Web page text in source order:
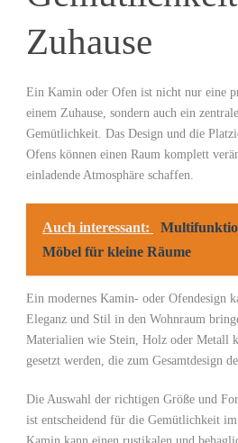
Zuhause
Ein Kamin oder Ofen ist nicht nur eine
einem Zuhause, sondern auch ein
Gemütlichkeit. Das Design und die
Ofens können einen Raum komplett
einladende Atmosphäre schaffen.
Auch interessant:
Möbel für kleine Räume
Ein modernes Kamin- oder Ofendesign
Eleganz und Stil in den Wohnraum
Materialien wie Stein, Holz oder Metall
gesetzt werden, die zum Gesamtdesign
Die Auswahl der richtigen Größe und
ist entscheidend für die Gemütlichkeit